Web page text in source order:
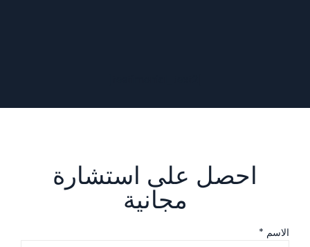
احصل على استشارة
مجانية
الاسم *